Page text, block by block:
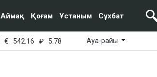
Аймақ Қоғам Ұстаным Сұхбат
€ 542.16 ₽ 5.78 Ауа-райы